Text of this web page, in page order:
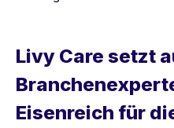
Livy Care setzt
Eisenreich für